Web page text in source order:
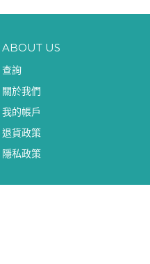
ABOUT US
查詢
關於我們
我的帳戶
退貨政策
隱私政策